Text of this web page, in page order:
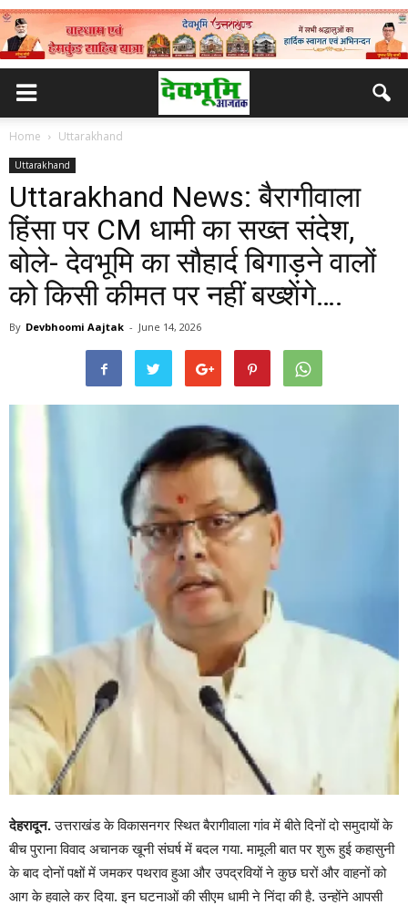
Home Uttarakhand
Uttarakhand
Uttarakhand News: बैरागीवाला
हिंसा पर CM धामी का सख्त संदेश,
बोले- देवभूमि का सौहार्द बिगाड़ने वालों
को किसी कीमत पर नहीं बख्शेंगे….
By Devbhoomi Aajtak - June 14, 2026
देहरादून.उत्तराखंड के विकासनगर स्थित बैरागीवाला गांव में बीते दिनों दो समुदायों के
बीच पुराना विवाद अचानक खूनी संघर्ष में बदल गया. मामूली बात पर शुरू हुई कहासुनी
के बाद दोनों पक्षों में जमकर पथराव हुआ और उपद्रवियों ने कुछ घरों और वाहनों को
आग के हवाले कर दिया. इन घटनाओं की सीएम धामी ने निंदा की है. उन्होंने आपसी